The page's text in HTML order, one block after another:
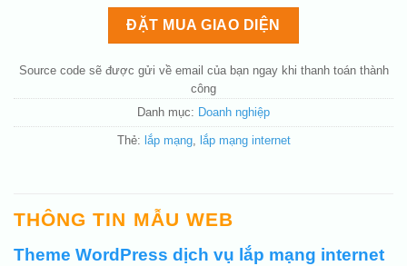
Thay đổi bố cục trang chủ (đơn giản)(+200.000 ₫)
Thêm các nút liên hệ nhanh(+0 ₫)
ĐẶT MUA GIAO DIỆN
Source code sẽ được gửi về email của bạn ngay khi thanh toán thành
công
Danh mục: Doanh nghiệp
Thẻ: lắp mạng, lắp mạng internet
THÔNG TIN MẪU WEB
Theme WordPress dịch vụ lắp mạng internet